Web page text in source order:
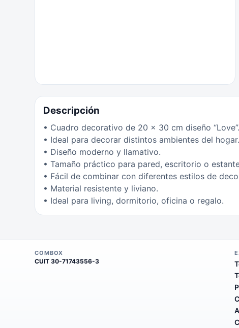
Descripción
• Cuadro decorativo de 20 x 30 cm diseño “Love”.
• Ideal para decorar distintos ambientes del hogar.
• Diseño moderno y llamativo.
• Tamaño práctico para pared, escritorio o
• Fácil de combinar con diferentes estilos de
• Material resistente y liviano.
• Ideal para living, dormitorio, oficina o regalo.
COMBOX
CUIT 30-71743556-3